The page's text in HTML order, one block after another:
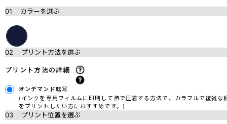
01
カラーを選ぶ
02 プリント方法を選ぶ
プリント方法の詳細
オンデマンド転写
(インクを専用フィルムに印刷して熱で圧着する方法で、カラフルで複雑な
をプリントしたい方におすすめです。)
03 プリント位置を選ぶ